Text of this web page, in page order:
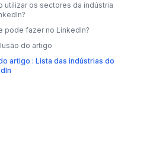
utilizar os sectores da indústria
pode fazer no LinkedIn?
do artigo
artigo : Lista das indústrias do